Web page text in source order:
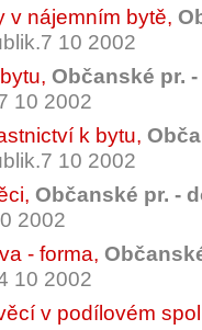
v nájemním bytě,
10 2002
, Občanské pr.
10 2002
k bytu,
10 2002
, Občanské pr. -
2002
- forma,
10 2002
v podílovém